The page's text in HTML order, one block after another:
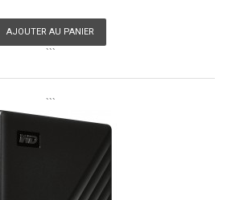
AJOUTER AU PANIER
```
```